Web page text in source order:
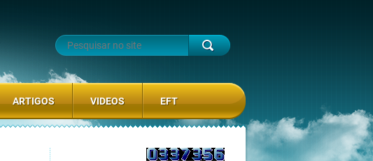
ARTIGOS VIDEOS EFT